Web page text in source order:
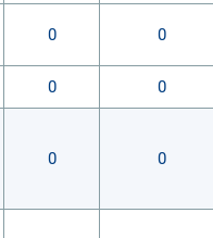
0 0
0 0
0 0